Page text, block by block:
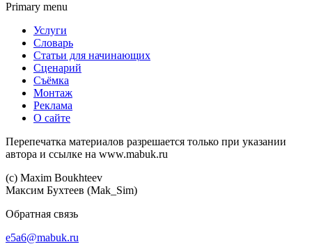
Primary menu
Услуги
Словарь
Статьи для начинающих
Сценарий
Съёмка
Монтаж
Реклама
О сайте
Перепечатка материалов разрешается только при указании
автора и ссылке на www.mabuk.ru
(c) Maхim Boukhteev
Максим Бухтеев (Mak_Sim)
Обратная связь
e5a6@mabuk.ru